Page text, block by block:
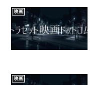
映画
映画